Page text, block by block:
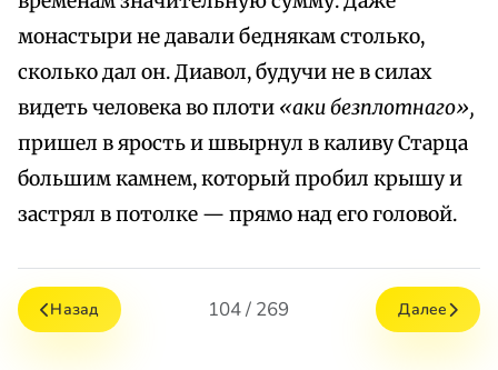
монастыри не давали беднякам столько,
сколько дал он. Диавол, будучи не в силах
видеть человека во плоти «аки безплотнаго»,
пришел в ярость и швырнул в каливу Старца
большим камнем, который пробил крышу и
застрял в потолке — прямо над его головой.
Назад 104 / 269 Далее